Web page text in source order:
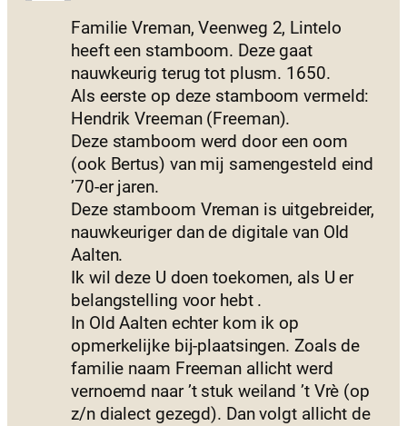
Familie Vreman, Veenweg 2, Lintelo
heeft een stamboom. Deze gaat
nauwkeurig terug tot plusm. 1650.
Als eerste op deze stamboom vermeld:
Hendrik Vreeman (Freeman).
Deze stamboom werd door een oom
(ook Bertus) van mij samengesteld eind
’70-er jaren.
Deze stamboom Vreman is uitgebreider,
nauwkeuriger dan de digitale van Old
Aalten.
Ik wil deze U doen toekomen, als U er
belangstelling voor hebt .
In Old Aalten echter kom ik op
opmerkelijke bij-plaatsingen. Zoals de
familie naam Freeman allicht werd
vernoemd naar ’t stuk weiland ’t Vrè (op
z/n dialect gezegd). Dan volgt allicht de